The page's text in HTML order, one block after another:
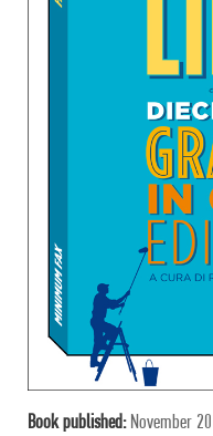
Book published: November